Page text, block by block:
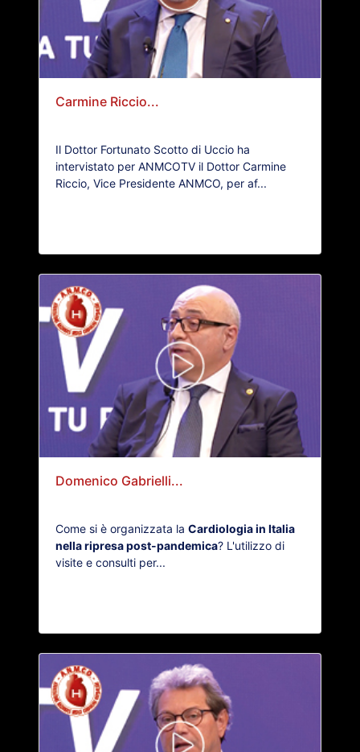
Carmine Riccio...
Il Dottor Fortunato Scotto di Uccio ha
intervistato per ANMCOTV il Dottor Carmine
Riccio, Vice Presidente ANMCO, per af...
Domenico Gabrielli...
Come si è organizzata la Cardiologia in Italia
nella ripresa post-pandemica? L'utilizzo di
visite e consulti per...